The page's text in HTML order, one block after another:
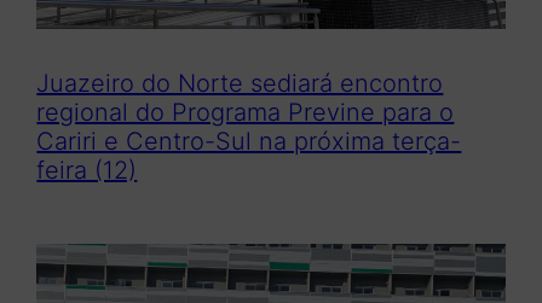
Juazeiro do Norte sediará encontro
regional do Programa Previne para o
Cariri e Centro-Sul na próxima terça-
feira (12)